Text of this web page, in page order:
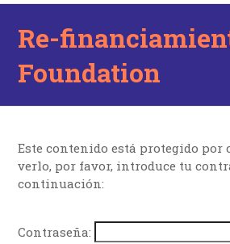
Re-
Foundation
Este contenido está protegido por
verlo, por favor, introduce tu
continuación:
Contraseña: